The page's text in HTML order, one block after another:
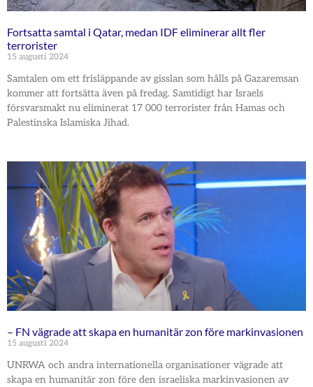
Fortsatta samtal i Qatar, medan IDF eliminerar allt fler
terrorister
15 augusti 2024
Samtalen om ett frisläppande av gisslan som hålls på Gazaremsan
kommer att fortsätta även på fredag. Samtidigt har Israels
försvarsmakt nu eliminerat 17 000 terrorister från Hamas och
Palestinska Islamiska Jihad.
– FN vägrade att skapa en humanitär zon före markinvasionen
15 augusti 2024
UNRWA och andra internationella organisationer vägrade att
skapa en humanitär zon före den israeliska markinvasionen av